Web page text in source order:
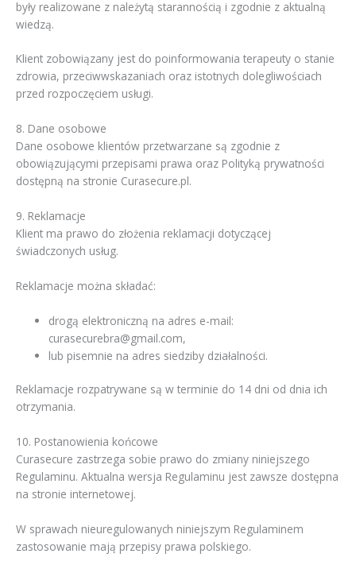
były realizowane z należytą starannością i zgodnie z aktualną
wiedzą.
Klient zobowiązany jest do poinformowania terapeuty o stanie
zdrowia, przeciwwskazaniach oraz istotnych dolegliwościach
przed rozpoczęciem usługi.
8. Dane osobowe
Dane osobowe klientów przetwarzane są zgodnie z
obowiązującymi przepisami prawa oraz Polityką prywatności
dostępną na stronie Curasecure.pl.
9. Reklamacje
Klient ma prawo do złożenia reklamacji dotyczącej
świadczonych usług.
Reklamacje można składać:
drogą elektroniczną na adres e-mail:
curasecurebra@gmail.com,
lub pisemnie na adres siedziby działalności.
Reklamacje rozpatrywane są w terminie do 14 dni od dnia ich
otrzymania.
10. Postanowienia końcowe
Curasecure zastrzega sobie prawo do zmiany niniejszego
Regulaminu. Aktualna wersja Regulaminu jest zawsze dostępna
na stronie internetowej.
W sprawach nieuregulowanych niniejszym Regulaminem
zastosowanie mają przepisy prawa polskiego.